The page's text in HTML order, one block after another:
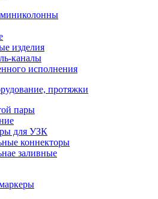
изделия
каналы
исполнения
протяжки
пары
для УЗК
коннекторы
заливные